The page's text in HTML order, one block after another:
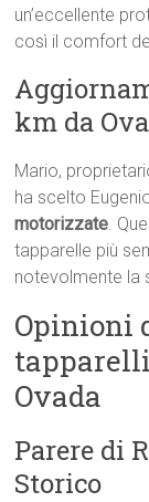
un’eccellente
così il comfort
km da
Mario,
ha scelto
motorizzate.
tapparelle più
notevolmente la
Opinioni
Ovada
Parere di
Storico